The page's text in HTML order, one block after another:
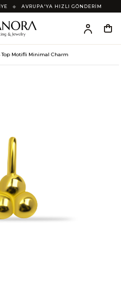
◆ AVRUPA'YA HIZLI GÖNDERİM
Top Motifli Minimal Charm